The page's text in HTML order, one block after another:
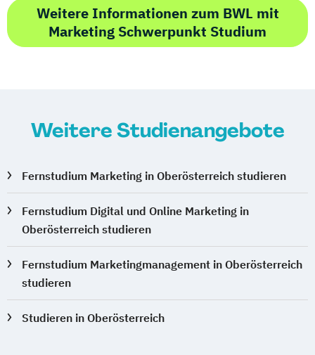
Weitere Informationen zum BWL mit
Marketing Schwerpunkt Studium
Weitere Studienangebote
Fernstudium Marketing in Oberösterreich studieren
Fernstudium Digital und Online Marketing in
Oberösterreich studieren
Fernstudium Marketingmanagement in Oberösterreich
studieren
Studieren in Oberösterreich